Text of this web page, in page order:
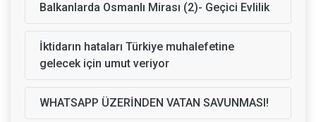
Balkanlarda Osmanlı Mirası (2)- Geçici Evlilik
İktidarın hataları Türkiye muhalefetine
gelecek için umut veriyor
WHATSAPP ÜZERİNDEN VATAN SAVUNMASI!